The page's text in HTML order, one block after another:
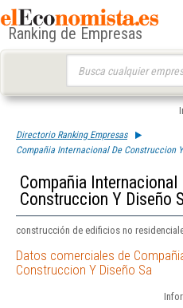
Ranking de Empresas
Directorio Ranking Empresas
Compañia Internacional De Construccion
Compañia Internacional
Construccion Y Diseño
construcción de edificios no
Datos comerciales de
Construccion Y Diseño Sa